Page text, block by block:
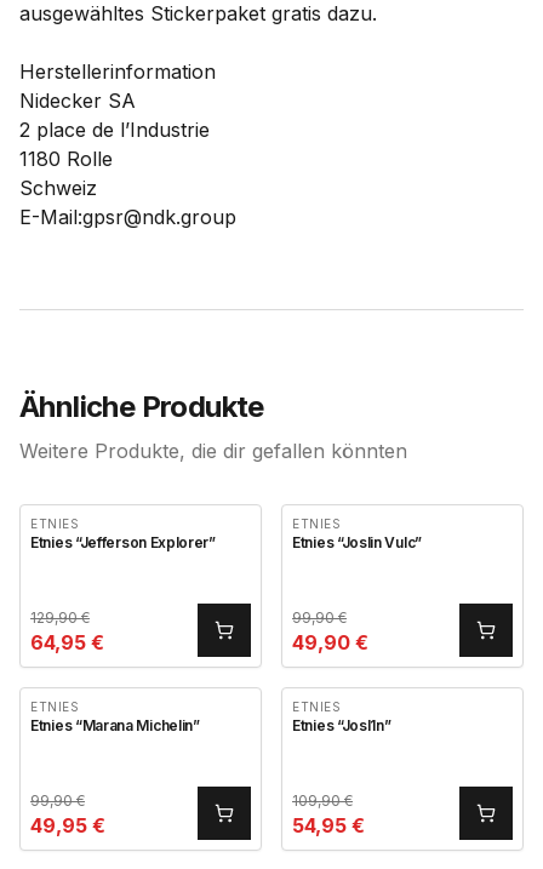
ausgewähltes Stickerpaket gratis dazu.
Herstellerinformation
Nidecker SA
2 place de l’Industrie
1180 Rolle
Schweiz
E-Mail:gpsr@ndk.group
Ähnliche Produkte
Weitere Produkte, die dir gefallen könnten
ETNIES
Etnies “Jefferson Explorer”
129,90€
64,95 €
ETNIES
Etnies “Joslin Vulc”
99,90€
49,90 €
ETNIES
Etnies “Marana Michelin”
99,90€
49,95 €
ETNIES
Etnies “Josl1n”
109,90€
54,95 €